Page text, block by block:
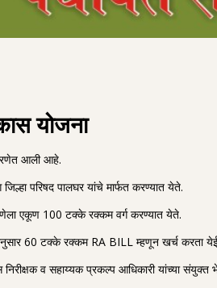
योजना
करणेत आली आहे.
परिषद पालघर यांचे मार्फत करण्यात येते.
एकूण 100 टक्के रक्कम वर्ग करण्यात येते.
60 टक्के रक्कम RA BILL म्हणून खर्च करता
निरीक्षक व सहाय्यक प्रकल्प आधिकारी यांच्या